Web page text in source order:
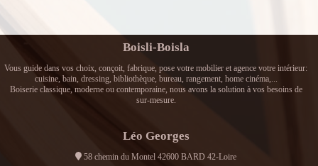
Boisli-Boisla
Vous guide dans vos choix, conçoit, fabrique, pose votre mobilier et agence votre intérieur:
cuisine, bain, dressing, bibliothèque, bureau, rangement, home cinéma,...
Boiserie classique, moderne ou contemporaine, nous avons la solution à vos besoins de
sur-mesure.
Léo Georges
58 chemin du Montel 42600 BARD 42-Loire